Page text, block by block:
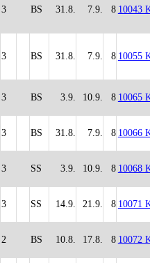
3 BS 31.8. 7.9. 8 10043
3 BS 31.8. 7.9. 8 10055
3 BS 3.9. 10.9. 8 10065
3 BS 31.8. 7.9. 8 10066
3 SS 3.9. 10.9. 8 10068
3 SS 14.9. 21.9. 8 10071
2 BS 10.8. 17.8. 8 10072